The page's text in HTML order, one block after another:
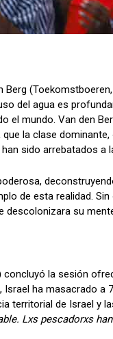
Berg
del agua es
el mundo. Van den
la clase
sido arrebatados a
de esta realidad.
descolonizara su
concluyó la sesión
ha masacrado a
territorial de Israel y
Lxs pescadorxs